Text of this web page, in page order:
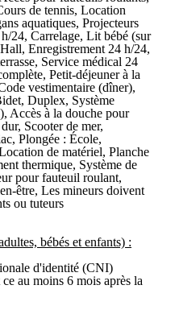
de tennis, Location
aquatiques, Projecteurs
24, Carrelage, Lit bébé (sur
Enregistrement 24 h/24,
Service médical 24
Petit-déjeuner à la
vestimentaire (dîner),
Duplex, Système
Accès à la douche pour
Scooter de mer,
Plongée : École,
de matériel, Planche
thermique, Système de
pour fauteuil roulant,
être, Les mineurs doivent
ou tuteurs
bébés et enfants) :
d'identité (CNI)
au moins 6 mois après la